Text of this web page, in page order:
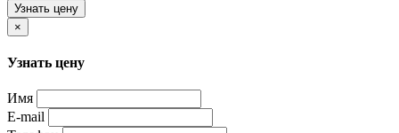
Узнать цену
×
Узнать цену
Имя
E-mail